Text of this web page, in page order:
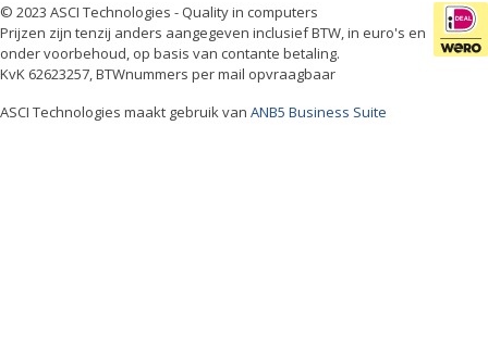
© 2023 ASCI Technologies - Quality in computers
Prijzen zijn tenzij anders aangegeven inclusief BTW, in euro's en
onder voorbehoud, op basis van contante betaling.
KvK 62623257, BTWnummers per mail opvraagbaar
ASCI Technologies maakt gebruik van ANB5 Business Suite